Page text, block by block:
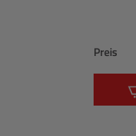
Preis